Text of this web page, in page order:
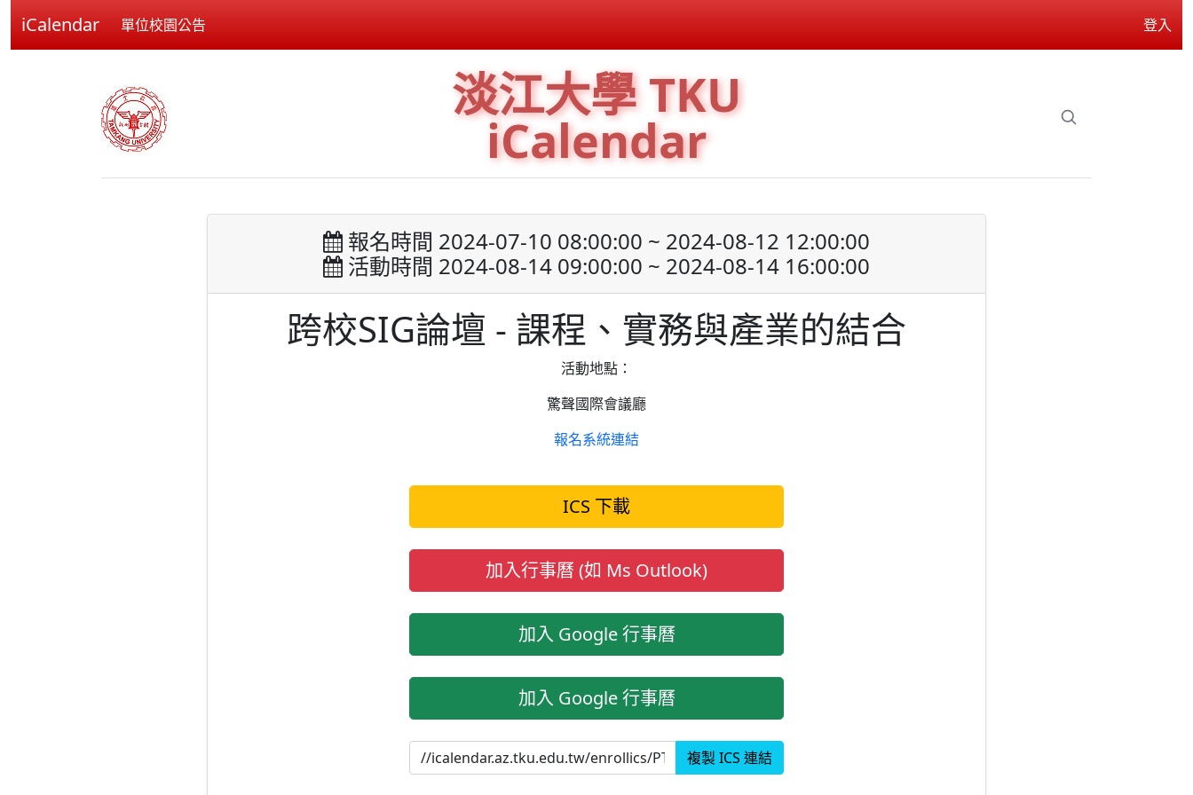
iCalendar 單位校園公告 登入
淡江大學 TKU
iCalendar
報名時間 2024-07-10 08:00:00 ~ 2024-08-12 12:00:00
活動時間 2024-08-14 09:00:00 ~ 2024-08-14 16:00:00
跨校SIG論壇 - 課程、實務與產業的結合
活動地點：
驚聲國際會議廳
報名系統連結
ICS 下載
加入行事曆 (如 Ms Outlook)
加入 Google 行事曆
加入 Google 行事曆
複製 ICS 連結